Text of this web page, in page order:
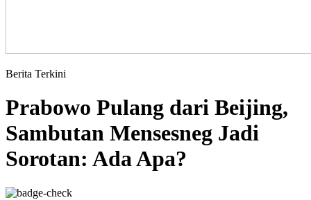
Berita Terkini
Prabowo Pulang dari Beijing,
Sambutan Mensesneg Jadi
Sorotan: Ada Apa?